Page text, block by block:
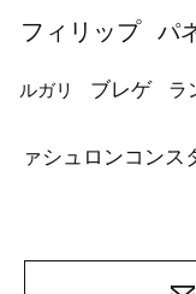
フィリップ
パ
ルガリ ブレゲ ラ
ァシュロンコンス